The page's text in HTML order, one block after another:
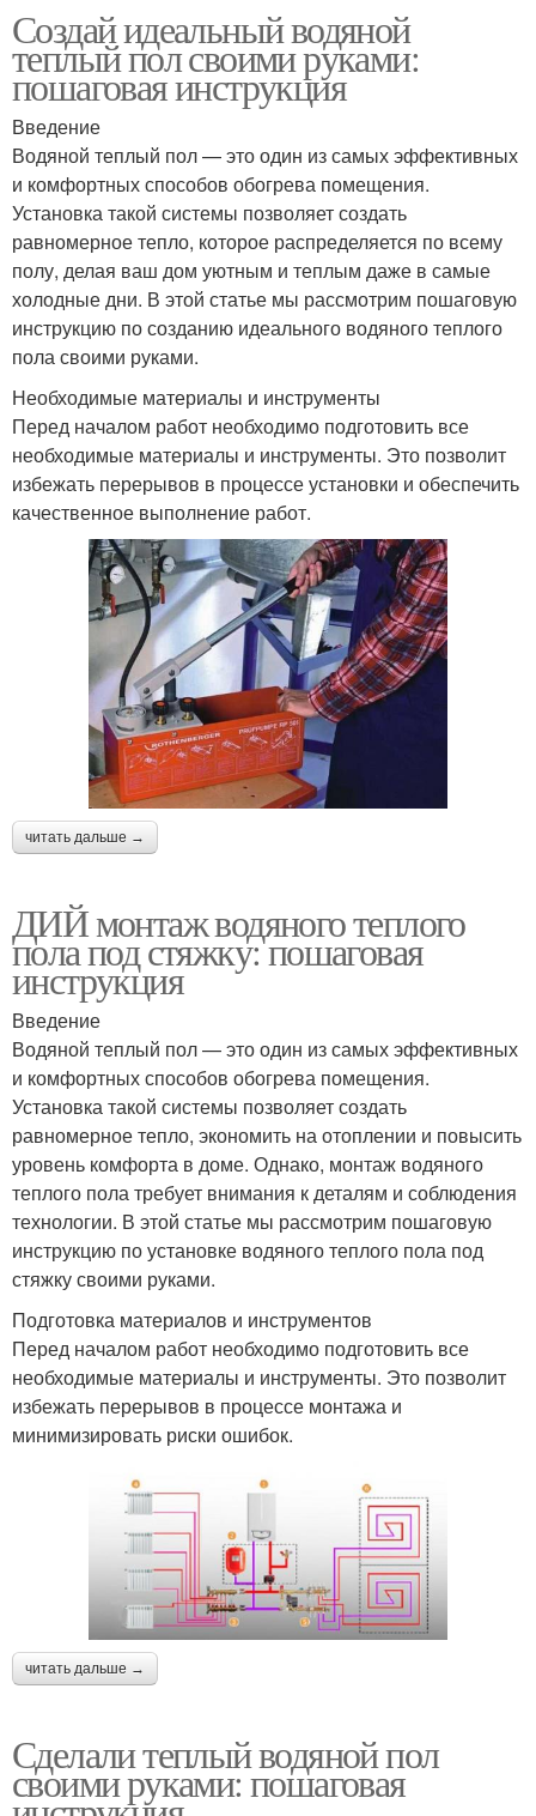
Создай идеальный водяной
теплый пол своими руками:
пошаговая инструкция
Введение
Водяной теплый пол — это один из самых эффективных
и комфортных способов обогрева помещения.
Установка такой системы позволяет создать
равномерное тепло, которое распределяется по всему
полу, делая ваш дом уютным и теплым даже в самые
холодные дни. В этой статье мы рассмотрим пошаговую
инструкцию по созданию идеального водяного теплого
пола своими руками.
Необходимые материалы и инструменты
Перед началом работ необходимо подготовить все
необходимые материалы и инструменты. Это позволит
избежать перерывов в процессе установки и обеспечить
качественное выполнение работ.
читать дальше →
ДИЙ монтаж водяного теплого
пола под стяжку: пошаговая
инструкция
Введение
Водяной теплый пол — это один из самых эффективных
и комфортных способов обогрева помещения.
Установка такой системы позволяет создать
равномерное тепло, экономить на отоплении и повысить
уровень комфорта в доме. Однако, монтаж водяного
теплого пола требует внимания к деталям и соблюдения
технологии. В этой статье мы рассмотрим пошаговую
инструкцию по установке водяного теплого пола под
стяжку своими руками.
Подготовка материалов и инструментов
Перед началом работ необходимо подготовить все
необходимые материалы и инструменты. Это позволит
избежать перерывов в процессе монтажа и
минимизировать риски ошибок.
читать дальше →
Сделали теплый водяной пол
своими руками: пошаговая